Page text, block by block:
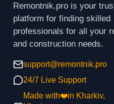
Remontnik.pro is your
platform for finding skilled
professionals for all your
and construction needs.
support@remontnik.pro
24/7 Live Support
Made with❤️in Kharkiv,